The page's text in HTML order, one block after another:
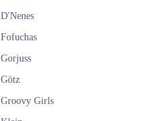
D'Nenes
Fofuchas
Gorjuss
Götz
Groovy Girls